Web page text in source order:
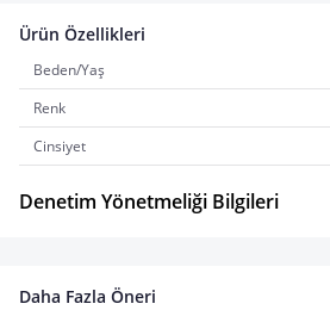
Ürün Özellikleri
Beden/Yaş
Renk
Cinsiyet
Denetim Yönetmeliği Bilgileri
Daha Fazla Öneri